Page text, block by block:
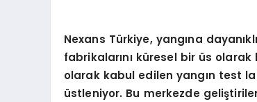
Nexans Türkiye, yangına
fabrikalarını küresel bir üs
olarak kabul edilen yangın test
üstleniyor. Bu merkezde